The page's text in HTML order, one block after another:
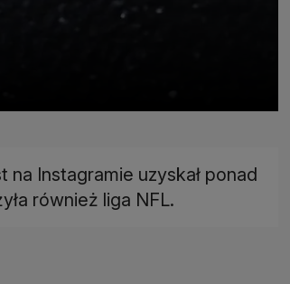
na Instagramie uzyskał ponad
również liga NFL.